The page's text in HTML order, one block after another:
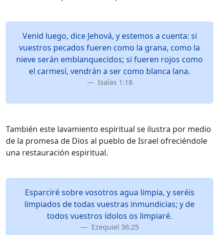
Venid luego, dice Jehová, y estemos a cuenta: si
vuestros pecados fueren como la grana, como la
nieve serán emblanquecidos; si fueren rojos como
el carmesí, vendrán a ser como blanca lana.
Isaías 1:18
También este lavamiento espiritual se ilustra por medio
de la promesa de Dios al pueblo de Israel ofreciéndole
una restauración espiritual.
Esparciré sobre vosotros agua limpia, y seréis
limpiados de todas vuestras inmundicias; y de
todos vuestros ídolos os limpiaré.
Ezequiel 36:25